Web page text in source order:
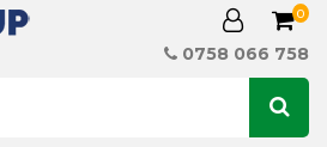
0
0758 066 758